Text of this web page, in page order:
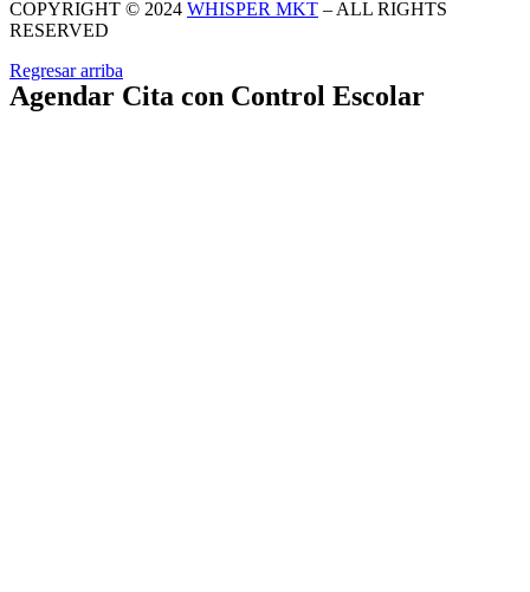
COPYRIGHT © 2024 WHISPER MKT – ALL RIGHTS
RESERVED
Regresar arriba
Agendar Cita con Control Escolar